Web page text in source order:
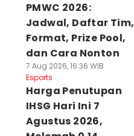
PMWC 2026:
Jadwal, Daftar Tim,
Format, Prize Pool,
dan Cara Nonton
7 Aug 2026, 16:36 WIB
Esports
Harga Penutupan
IHSG Hari Ini 7
Agustus 2026,